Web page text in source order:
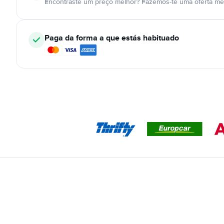
Encontraste um preço melhor? Fazemos-te uma oferta
Paga da forma a que estás habituado